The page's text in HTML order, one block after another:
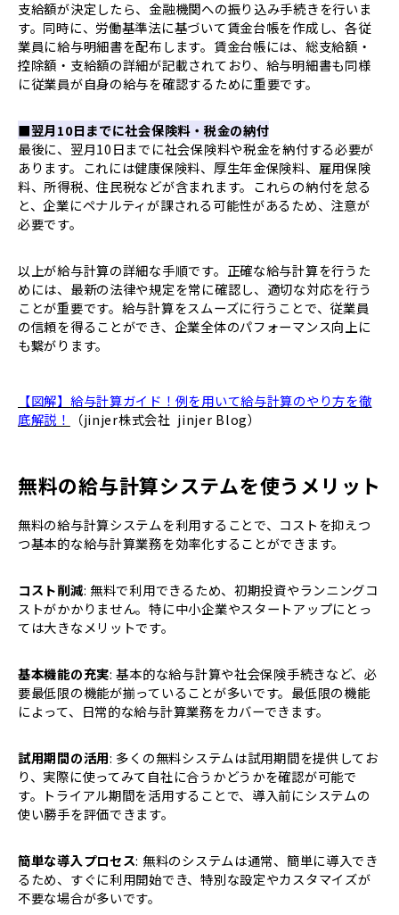
支給額が決定したら、金融機関への振り込み手続きを行いま
す。同時に、労働基準法に基づいて賃金台帳を作成し、各従
業員に給与明細書を配布します。賃金台帳には、総支給額・
控除額・支給額の詳細が記載されており、給与明細書も同様
に従業員が自身の給与を確認するために重要です。
■翌月10日までに社会保険料・税金の納付
最後に、翌月10日までに社会保険料や税金を納付する必要が
あります。これには健康保険料、厚生年金保険料、雇用保険
料、所得税、住民税などが含まれます。これらの納付を怠る
と、企業にペナルティが課される可能性があるため、注意が
必要です。
以上が給与計算の詳細な手順です。正確な給与計算を行うた
めには、最新の法律や規定を常に確認し、適切な対応を行う
ことが重要です。給与計算をスムーズに行うことで、従業員
の信頼を得ることができ、企業全体のパフォーマンス向上に
も繋がります。
【図解】給与計算ガイド！例を用いて給与計算のやり方を徹
底解説！
（jinjer株式会社 jinjer Blog）
無料の給与計算システムを使うメリット
無料の給与計算システムを利用することで、コストを抑えつ
つ基本的な給与計算業務を効率化することができます。
コスト削減: 無料で利用できるため、初期投資やランニングコ
ストがかかりません。特に中小企業やスタートアップにとっ
ては大きなメリットです。
基本機能の充実: 基本的な給与計算や社会保険手続きなど、必
要最低限の機能が揃っていることが多いです。最低限の機能
によって、日常的な給与計算業務をカバーできます。
試用期間の活用: 多くの無料システムは試用期間を提供してお
り、実際に使ってみて自社に合うかどうかを確認が可能で
す。トライアル期間を活用することで、導入前にシステムの
使い勝手を評価できます。
簡単な導入プロセス: 無料のシステムは通常、簡単に導入でき
るため、すぐに利用開始でき、特別な設定やカスタマイズが
不要な場合が多いです。